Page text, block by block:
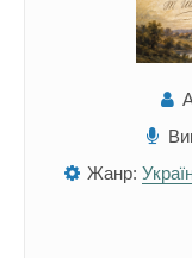
Жанр: